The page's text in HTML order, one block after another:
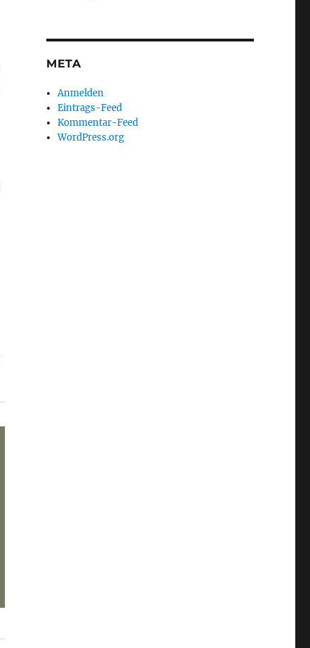
META
Anmelden
Eintrags-Feed
Kommentar-Feed
WordPress.org